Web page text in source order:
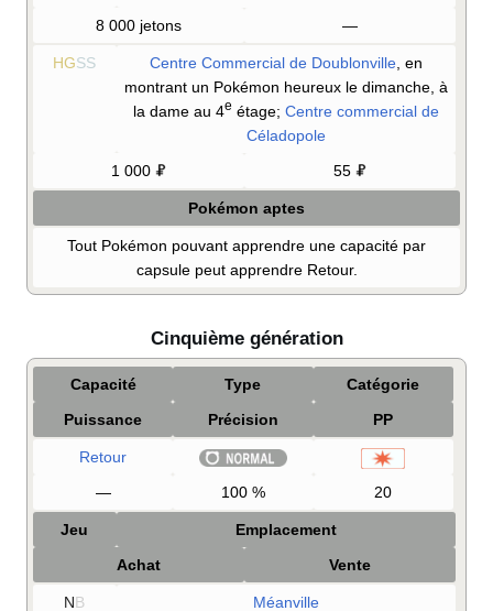
8 000 jetons
—
HGSS Centre Commercial de Doublonville, en
montrant un Pokémon heureux le dimanche, à
la dame au 4e étage; Centre commercial de
Céladopole
1 000
55
Pokémon aptes
Tout Pokémon pouvant apprendre une capacité par
capsule peut apprendre Retour.
Cinquième génération
Capacité Type
Catégorie
Puissance
Précision PP
Retour
—
100 % 20
Jeu
Emplacement
Achat
Vente
NB Méanville